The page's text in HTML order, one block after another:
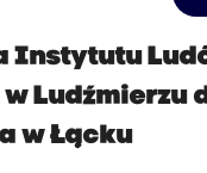
Instytutu
Ludźmierzu
w Łącku